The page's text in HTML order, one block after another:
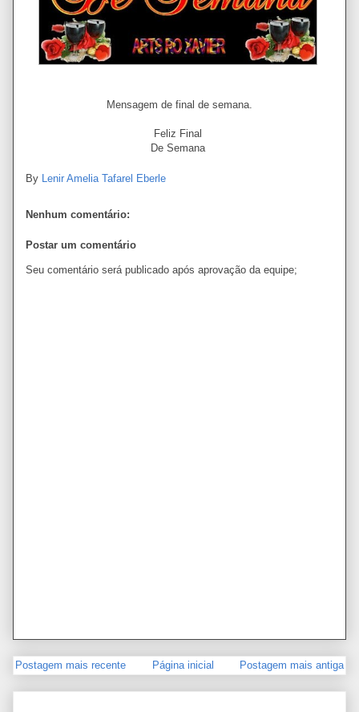
Mensagem de final de semana.
Feliz Final
De Semana
By Lenir Amelia Tafarel Eberle
Nenhum comentário:
Postar um comentário
Seu comentário será publicado após aprovação da equipe;
Postagem mais recente Postagem mais antiga
Página inicial